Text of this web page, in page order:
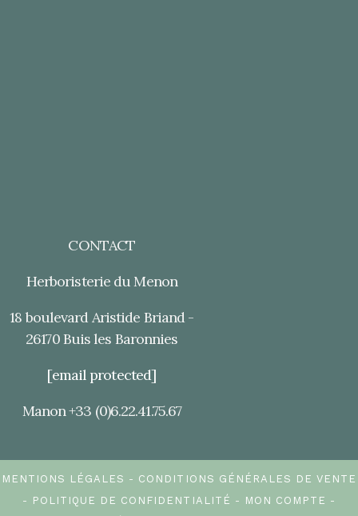
CONTACT
Herboristerie du Menon
18 boulevard Aristide Briand -
26170 Buis les Baronnies
[email protected]
Manon +33 (0)6.22.41.75.67
MENTIONS LÉGALES
CONDITIONS GÉNÉRALES DE VENTE
POLITIQUE DE CONFIDENTIALITÉ
MON COMPTE